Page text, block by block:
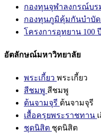
กองทุนจุฬาลงกรณ์บ
กองทุนภูมิคุ้มกันบำบัด
โครงการอุทยาน 100
อัตลักษณ์มหาวิทยาลัย
พระเกี้ยว พระเกี้ยว
สีชมพู สีชมพู
ต้นจามจุรี ต้นจามจุรี
เสื้อครุยพระราชทาน
ชุดนิสิต ชุดนิสิต